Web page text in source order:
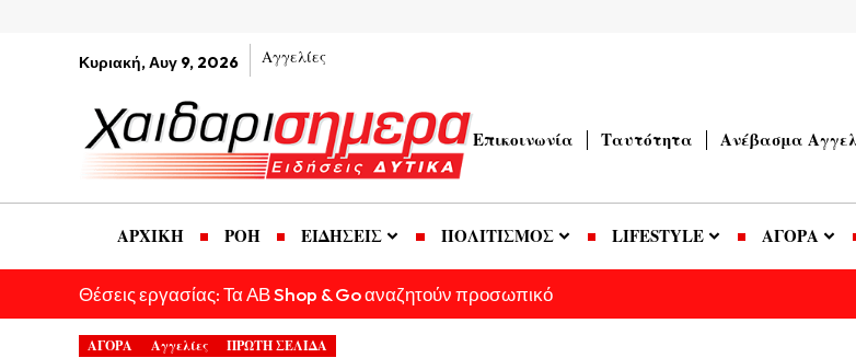
Κυριακή, Αυγ 9, 2026 Αγγελίες
Επικοινωνία Ταυτότητα Ανέβασμα
ΑΡΧΙΚΗ ΡΟΗ ΕΙΔΗΣΕΙΣ ΠΟΛΙΤΙΣΜΟΣ LIFESTYLE ΑΓΟΡΑ
Θέσεις εργασίας: Τα ΑΒ Shop & Go αναζητούν προσωπικό
ΑΓΟΡΑ Αγγελίες ΠΡΩΤΗ ΣΕΛΙΔΑ